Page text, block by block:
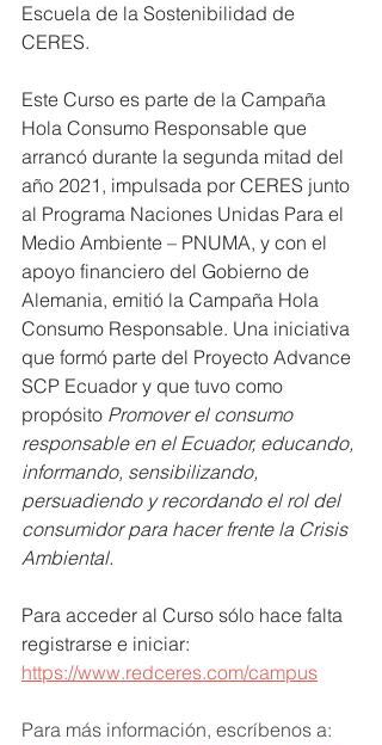
Escuela de la Sostenibilidad de
CERES.
Este Curso es parte de la Campaña
Hola Consumo Responsable que
arrancó durante la segunda mitad del
año 2021, impulsada por CERES junto
al Programa Naciones Unidas Para el
Medio Ambiente – PNUMA, y con el
apoyo financiero del Gobierno de
Alemania, emitió la Campaña Hola
Consumo Responsable. Una iniciativa
que formó parte del Proyecto Advance
SCP Ecuador y que tuvo como
propósito Promover el consumo
responsable en el Ecuador, educando,
informando, sensibilizando,
persuadiendo y recordando el rol del
consumidor para hacer frente la Crisis
Ambiental.
Para acceder al Curso sólo hace falta
registrarse e iniciar:
https://www.redceres.com/campus
Para más información, escríbenos a: